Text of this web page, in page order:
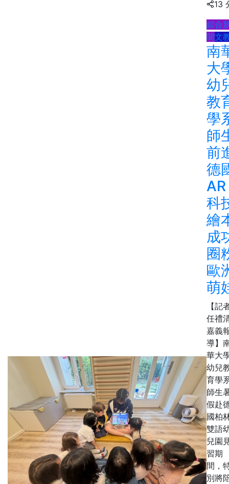
13
綜合
聞文
南
大
幼
教
學
師
前
德
AR
科
繪
成
圈
歐
萌
【記
任禮
嘉義
導】
華大
幼兒
育學
師生
假赴
國柏
雙語
兒園
習期
間，
別將